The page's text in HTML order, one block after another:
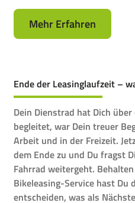
Mehr Erfahren
Ende der Leasinglaufzeit –
Dein Dienstrad hat Dich
begleitet, war Dein treuer
Arbeit und in der Freizeit.
dem Ende zu und Du fragst
Fahrrad weitergeht.
Bikeleasing-Service hast Du
entscheiden, was als